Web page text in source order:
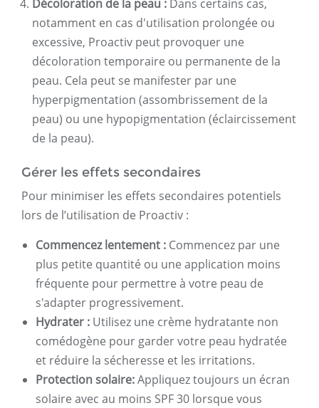
Décoloration de la peau : Dans certains cas,
notamment en cas d'utilisation prolongée ou
excessive, Proactiv peut provoquer une
décoloration temporaire ou permanente de la
peau. Cela peut se manifester par une
hyperpigmentation (assombrissement de la
peau) ou une hypopigmentation (éclaircissement
de la peau).
Gérer les effets secondaires
Pour minimiser les effets secondaires potentiels
lors de l’utilisation de Proactiv :
Commencez lentement : Commencez par une
plus petite quantité ou une application moins
fréquente pour permettre à votre peau de
s'adapter progressivement.
Hydrater : Utilisez une crème hydratante non
comédogène pour garder votre peau hydratée
et réduire la sécheresse et les irritations.
Protection solaire:Appliquez toujours un écran
solaire avec au moins SPF 30 lorsque vous